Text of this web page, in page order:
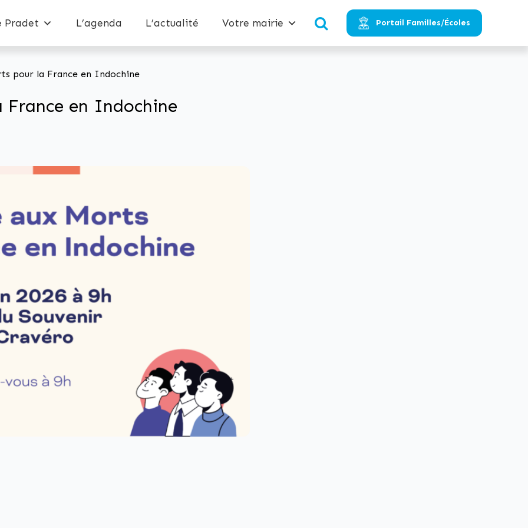
Pradet L’agenda L’actualité Votre mairie Portail Familles/Écoles
pour la France en Indochine
en Indochine